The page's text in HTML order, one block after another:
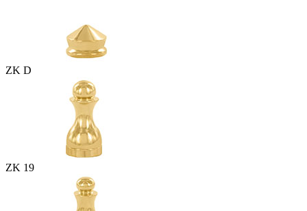
ZK D
ZK 19